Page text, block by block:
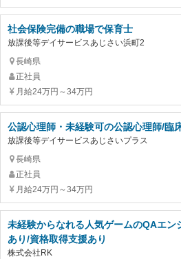
社会保険完備の職場で保育士
放課後等デイサービスあじさい浜町2
長崎県
正社員
月給24万円～34万円
公認心理師・未経験可の公認心理師/臨
放課後等デイサービスあじさいプラス
長崎県
正社員
月給24万円～34万円
未経験からなれる人気ゲームのQAエン
あり/資格取得支援あり
株式会社RK